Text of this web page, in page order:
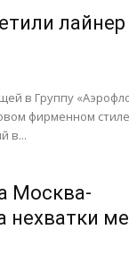
лайнер
в Группу
фирменном
в...
Москва-
нехватки